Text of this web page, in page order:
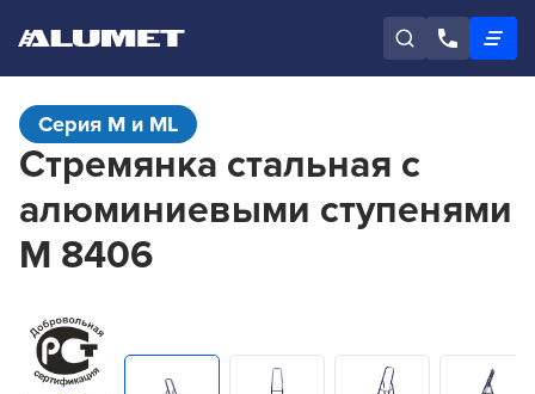
Серия M и ML
Стремянка стальная с
алюминиевыми ступенями
M 8406